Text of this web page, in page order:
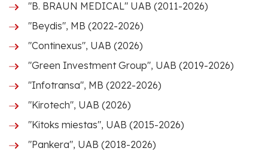
"B. BRAUN MEDICAL" UAB (2011-2026)
"Beydis", MB (2022-2026)
"Continexus", UAB (2026)
"Green Investment Group", UAB (2019-2026)
"Infotransa", MB (2022-2026)
"Kirotech", UAB (2026)
"Kitoks miestas", UAB (2015-2026)
"Pankera", UAB (2018-2026)